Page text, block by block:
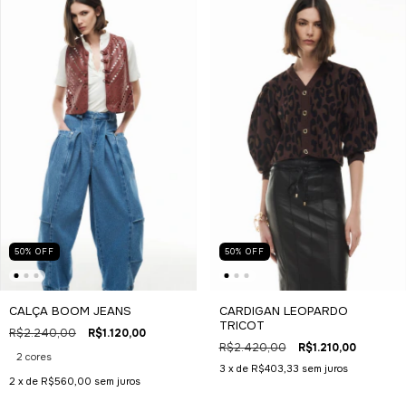
50% OFF
CALÇA BOOM JEANS
R$2.240,00 R$1.120,00
2 cores
2 x de R$560,00 sem juros
50% OFF
CARDIGAN LEOPARDO
TRICOT
R$2.420,00 R$1.210,00
3 x de R$403,33 sem juros